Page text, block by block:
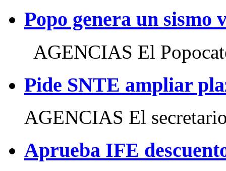
Popo genera un sismo
AGENCIAS El
Pide SNTE ampliar
AGENCIAS El
Aprueba IFE